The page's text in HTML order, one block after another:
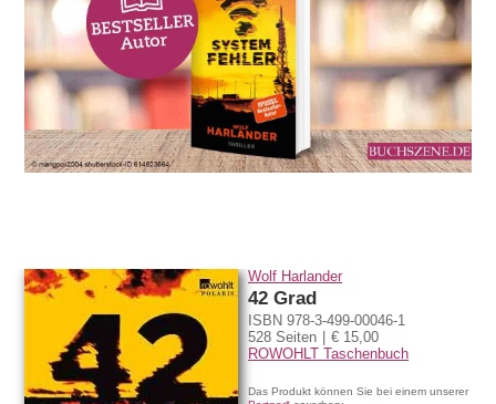
Wolf Harlander
42 Grad
ISBN 978-3-499-00046-1
528 Seiten
€ 15,00
ROWOHLT Taschenbuch
Das Produkt können Sie bei einem unserer